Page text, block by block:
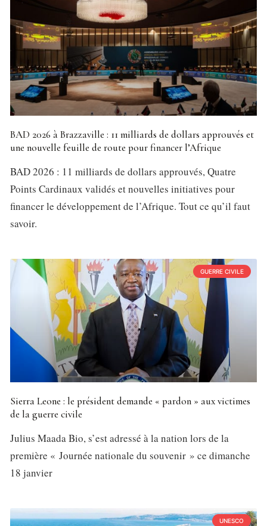
BAD 2026 à Brazzaville : 11 milliards de dollars approuvés et
une nouvelle feuille de route pour financer l’Afrique
BAD 2026 : 11 milliards de dollars approuvés, Quatre
Points Cardinaux validés et nouvelles initiatives pour
financer le développement de l’Afrique. Tout ce qu’il faut
savoir.
GUERRE CIVILE
Sierra Leone : le président demande « pardon » aux victimes
de la guerre civile
Julius Maada Bio, s’est adressé à la nation lors de la
première « Journée nationale du souvenir » ce dimanche
18 janvier
UNESCO